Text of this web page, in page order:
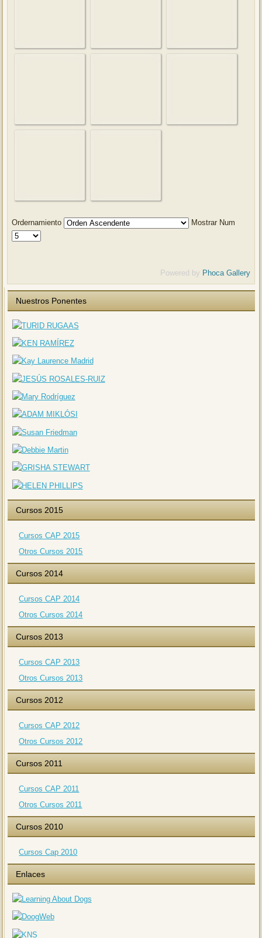
Ordernamiento Mostrar Num
Powered by Phoca Gallery
Nuestros Ponentes
Cursos 2015
Cursos CAP 2015
Otros Cursos 2015
Cursos 2014
Cursos CAP 2014
Otros Cursos 2014
Cursos 2013
Cursos CAP 2013
Otros Cursos 2013
Cursos 2012
Cursos CAP 2012
Otros Cursos 2012
Cursos 2011
Cursos CAP 2011
Otros Cursos 2011
Cursos 2010
Cursos Cap 2010
Enlaces